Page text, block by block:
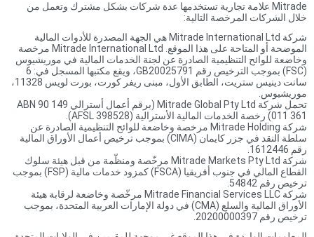
Mitrade علامة تجارية تستخدمها عدة شركات بشكل مشترك وتعمل من
خلال الشركات المرخصة التالية:
شركة Mitrade International Ltd هي الجهة المصدرة للأدوات المالية
الموضحة أو المتاحة على هذا الموقع. Mitrade International Ltd مرخصة
وخاضعة للوائح التنظيمية الصادرة عن لجنة الخدمات المالية في موريشيوس
(FSC) بموجب الترخيص رقم GB20025791، ويقع مكتبها المسجل في: 6
سانت دينيس ستريت، الطابق الأول، مبنى ريفر كورت، بورت لويس 11328،
موريشيوس.
تحمل شركة Mitrade Global Pty Ltd (برقم أعمال أسترالي ABN 90 149
011 361) رخصة الخدمات المالية الأسترالية (AFSL 398528).
شركة Mitrade Holding مرخصة وخاضعة للوائح التنظيمية الصادرة عن
سلطة النقد في جزر كايمان (CIMA) بموجب ترخيص أعمال الأوراق المالية
رقم 1612446.
شركة Mitrade Markets Pty Ltd مرخّصة ومنظّمة من قبل هيئة سلوك
القطاع المالي في جنوب أفريقيا (FSCA) كمزود خدمات مالية (FSP) بموجب
ترخيص رقم 54842.
شركة Mitrade Financial Services LLC مرخّصة وخاضعة لرقابة هيئة
الأوراق المالية والسلع (CMA) في دولة الإمارات العربية المتحدة، بموجب
ترخيص رقم 20200000397.